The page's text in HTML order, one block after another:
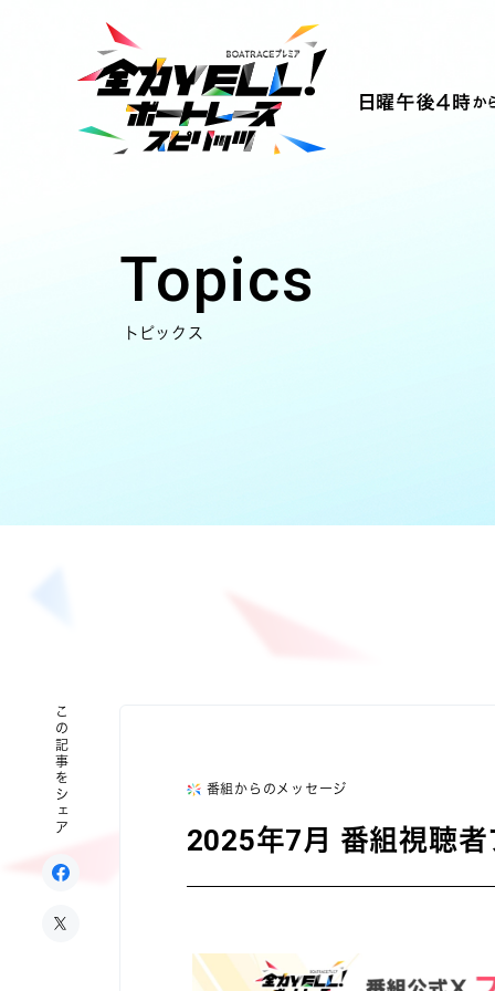
Topics
トピックス
この記事をシェア 番組からのメッセージ
2025年7月 番組視聴